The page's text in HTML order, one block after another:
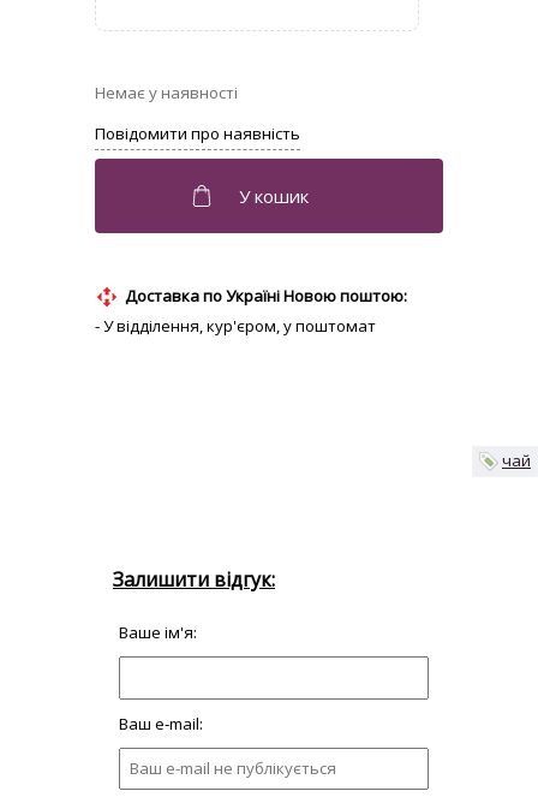
Доставка по Україні Новою поштою:
- У відділення, кур'єром, у поштомат
чай